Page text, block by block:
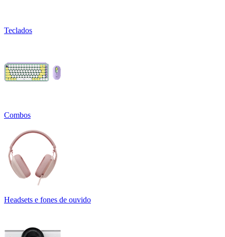
Teclados
Combos
Headsets e fones de ouvido